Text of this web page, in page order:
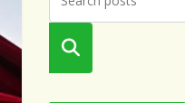
Busca